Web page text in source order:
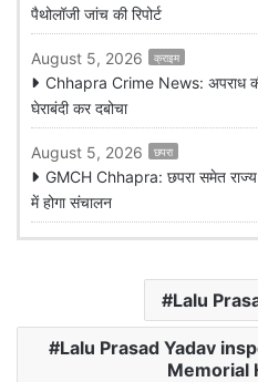
पैथोलॉजी जांच की रिपोर्ट
August 5, 2026 क्राइम
Chhapra Crime News: अपराध
घेराबंदी कर दबोचा
August 5, 2026 छपरा
GMCH Chhapra: छपरा समेत
में होगा संचालन
Lalu
Lalu Prasad Yadav
Memorial